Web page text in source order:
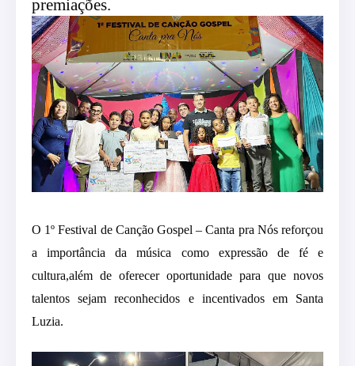
premiações.
O 1º Festival de Canção Gospel – Canta pra Nós reforçou
a importância da música como expressão de fé e
cultura,além de oferecer oportunidade para que novos
talentos sejam reconhecidos e incentivados em Santa
Luzia.